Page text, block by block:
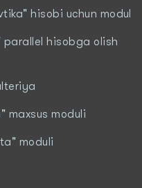
hisobi uchun modul
parallel hisobga olish
maxsus moduli
moduli